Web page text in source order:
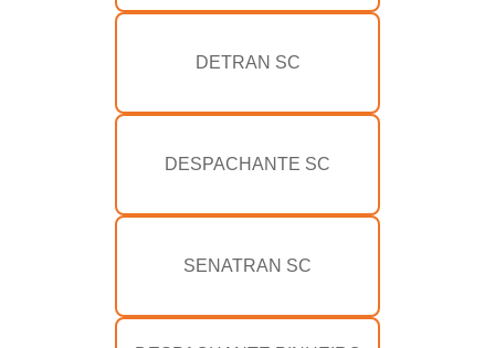
DETRAN SC
DESPACHANTE SC
SENATRAN SC